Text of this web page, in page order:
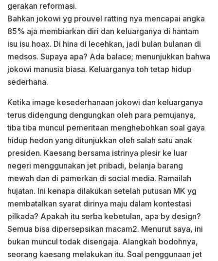
gerakan reformasi.
Bahkan jokowi yg prouvel ratting nya mencapai angka
85% aja membiarkan diri dan keluarganya di hantam
isu isu hoax. Di hina di lecehkan, jadi bulan bulanan di
medsos. Supaya apa? Ada balace; menunjukkan bahwa
jokowi manusia biasa. Keluarganya toh tetap hidup
sederhana.
Ketika image kesederhanaan jokowi dan keluarganya
terus didengung dengungkan oleh para pemujanya,
tiba tiba muncul pemeritaan menghebohkan soal gaya
hidup hedon yang ditunjukkan oleh salah satu anak
presiden. Kaesang bersama istrinya plesir ke luar
negeri menggunakan jet pribadi, belanja barang
mewah dan di pamerkan di social media. Ramailah
hujatan. Ini kenapa dilakukan setelah putusan MK yg
membatalkan syarat dirinya maju dalam kontestasi
pilkada? Apakah itu serba kebetulan, apa by design?
Semua bisa dipersepsikan macam2. Menurut saya, ini
bukan muncul todak disengaja. Alangkah bodohnya,
seorang kaesang melakukan itu. Soal penggunaan jet